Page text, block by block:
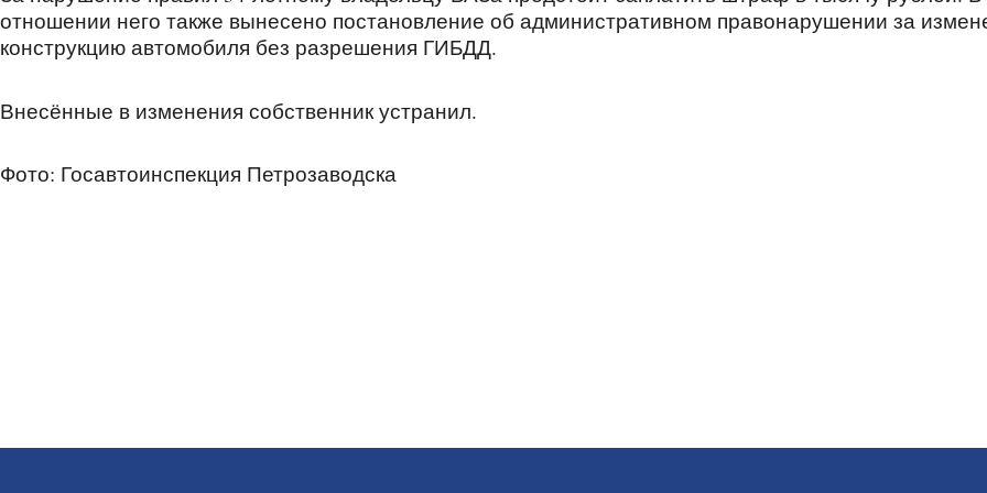
отношении него также вынесено постановление об административном правонарушении за
конструкцию автомобиля без разрешения ГИБДД.
Внесённые в изменения собственник устранил.
Фото: Госавтоинспекция Петрозаводска